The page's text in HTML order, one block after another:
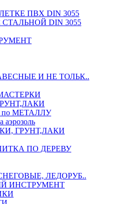
ПВХ DIN 3055
DIN 3055
И НЕ ТОЛЬК..
по МЕТАЛЛУ
аэрозоль
ГРУНТ,ЛАКИ
ПО ДЕРЕВУ
ЛЕДОРУБ..
ИНСТРУМЕНТ